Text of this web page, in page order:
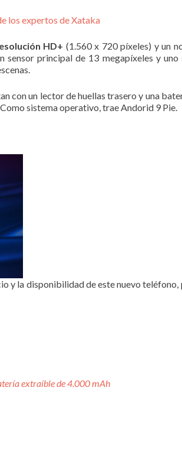
los expertos de Xataka
HD+ (1.560 x 720 píxeles) y un
sensor principal de 13 megapíxeles y
con un lector de huellas trasero y una
sistema operativo, trae Andorid 9 Pie.
y la disponibilidad de este nuevo
extraíble de 4.000 mAh